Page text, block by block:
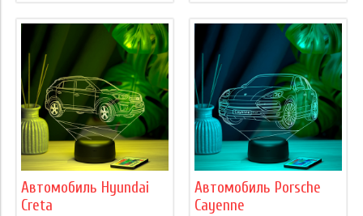
Автомобиль Hyundai
Creta
Автомобиль Porsche
Cayenne